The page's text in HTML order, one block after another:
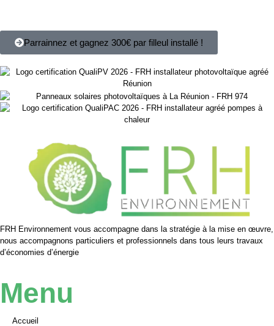
Parrainnez et gagnez 300€ par filleul installé !
FRH Environnement vous accompagne dans la stratégie à la mise en œuvre,
nous accompagnons particuliers et professionnels dans tous leurs travaux
d’économies d’énergie
Menu
Accueil